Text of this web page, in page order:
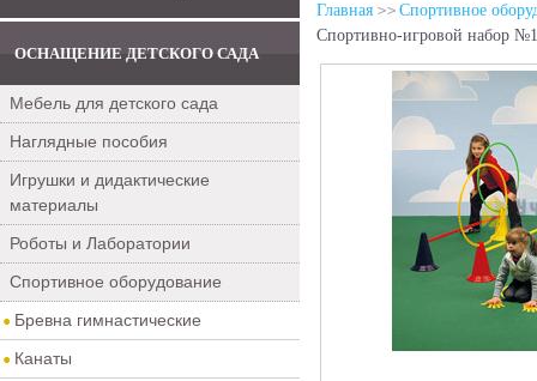
ОСНАЩЕНИЕ ДЕТСКОГО САДА
Мебель для детского сада
Наглядные пособия
Игрушки и дидактические
материалы
Роботы и Лаборатории
Спортивное оборудование
Бревна гимнастические
Канаты
Главная
Спортивное
Спортивно-игровой набор